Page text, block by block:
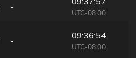
-
UTC-08:00
-
09:36:54
UTC-08:00